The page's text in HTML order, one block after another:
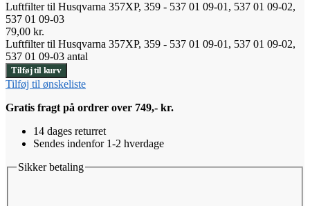
Luftfilter til Husqvarna 357XP, 359 - 537 01 09-01, 537 01 09-02,
537 01 09-03
79,00 kr.
Luftfilter til Husqvarna 357XP, 359 - 537 01 09-01, 537 01 09-02,
537 01 09-03 antal
Tilføj til kurv
Tilføj til ønskeliste
Gratis fragt på ordrer over 749,- kr.
14 dages returret
Sendes indenfor 1-2 hverdage
Sikker betaling